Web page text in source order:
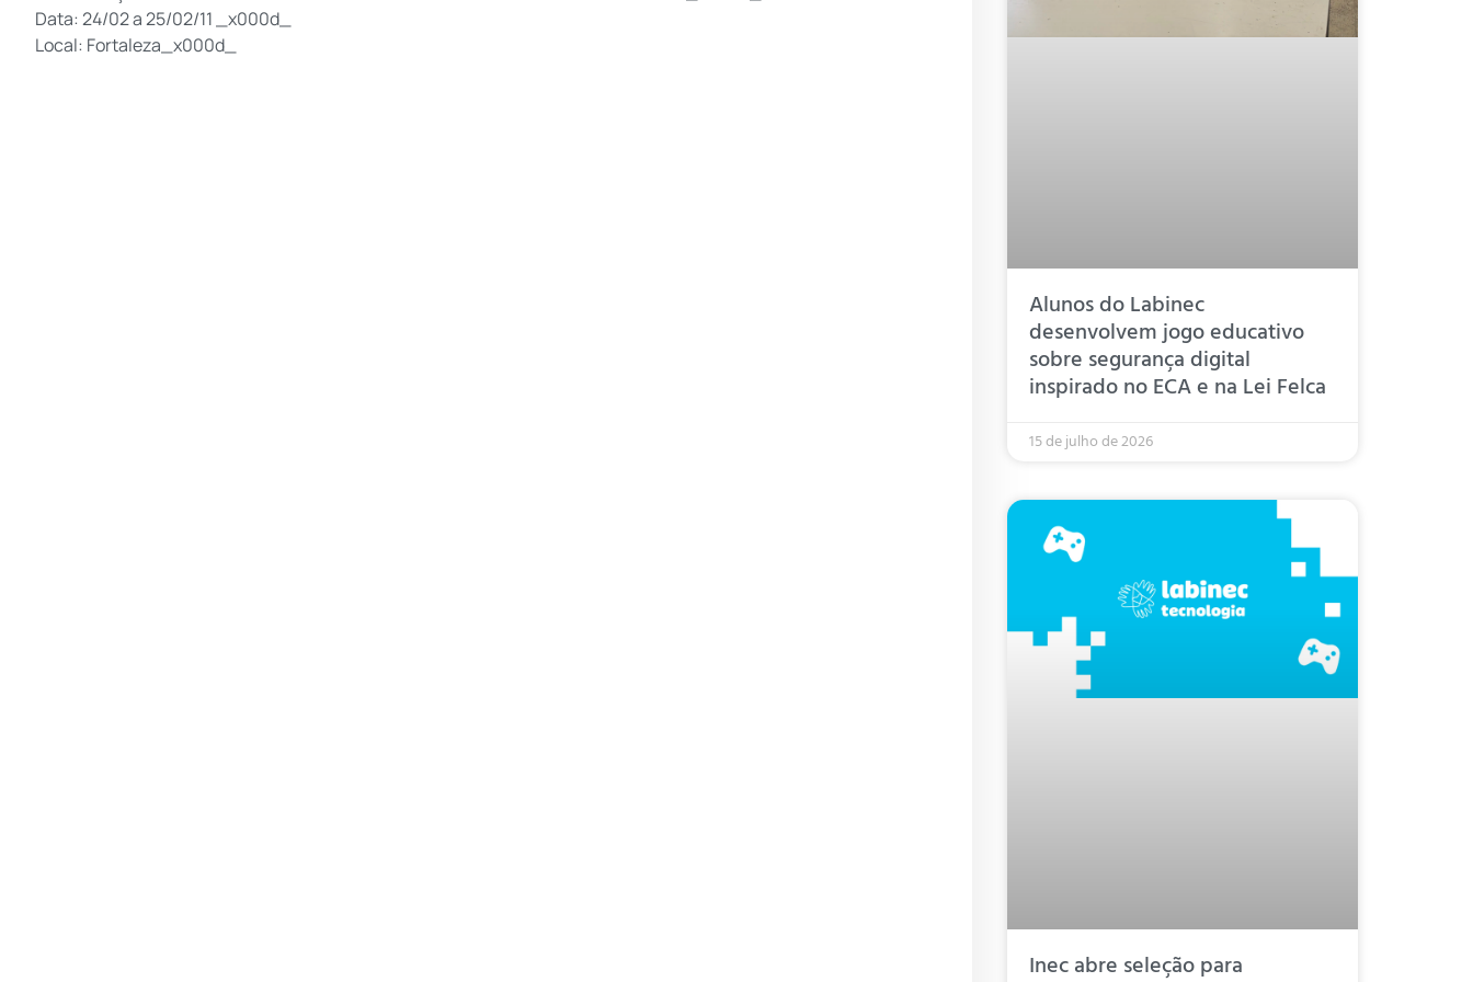
Data: 24/02 a 25/02/11 _x000d_
Local: Fortaleza_x000d_
Alunos do Labinec
desenvolvem jogo educativo
sobre segurança digital
inspirado no ECA e na Lei Felca
15 de julho de 2026
Inec abre seleção para